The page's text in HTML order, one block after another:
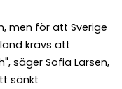
men för att Sverige
krävs att
säger Sofia Larsen,
sänkt